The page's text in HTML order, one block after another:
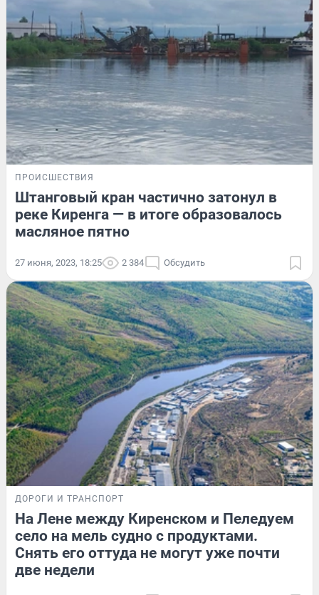
ПРОИСШЕСТВИЯ
Штанговый кран частично затонул в
реке Киренга — в итоге образовалось
масляное пятно
27 июня, 2023, 18:25 2 384 Обсудить
ДОРОГИ И ТРАНСПОРТ
На Лене между Киренском и Пеледуем
село на мель судно с продуктами.
Снять его оттуда не могут уже почти
две недели